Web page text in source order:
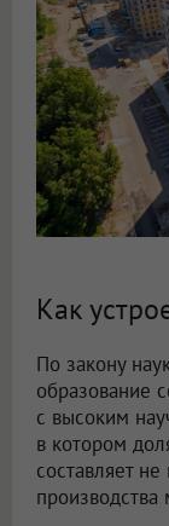
Как
По закону
образование
с высоким
в котором
составляет
производства